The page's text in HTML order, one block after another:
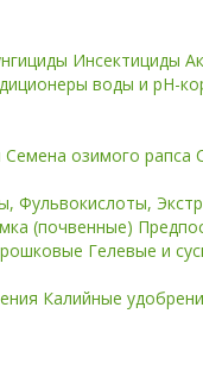
Инсектициды
воды и pH-
Семена озимого рапса
Фульвокислоты,
(почвенные)
Гелевые и
Калийные